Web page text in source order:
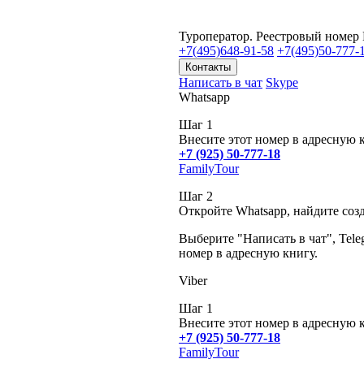
Туроператор. Реестровый
+7(495)648-91-58 +7(495)50-777-
Контакты
Написать в чат Skype
Whatsapp
Шаг 1
Внесите этот номер в адресную
+7 (925) 50-777-18
FamilyTour
Шаг 2
Откройте Whatsapp, найдите
Выберите "Написать в чат",
номер в адресную книгу.
Viber
Шаг 1
Внесите этот номер в адресную
+7 (925) 50-777-18
FamilyTour